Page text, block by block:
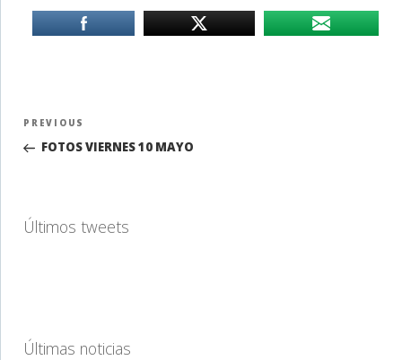
Navegación
entradas
Previous
Post
PREVIOUS
FOTOS VIERNES 10 MAYO
Últimos tweets
Últimas noticias